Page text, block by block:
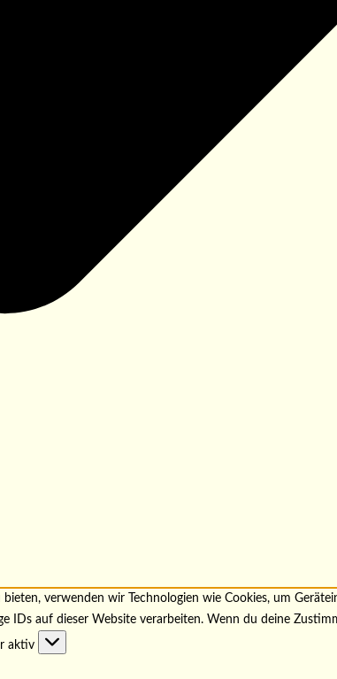
verwenden wir Technologien wie Cookies, um
IDs auf dieser Website verarbeiten. Wenn du deine
aktiv